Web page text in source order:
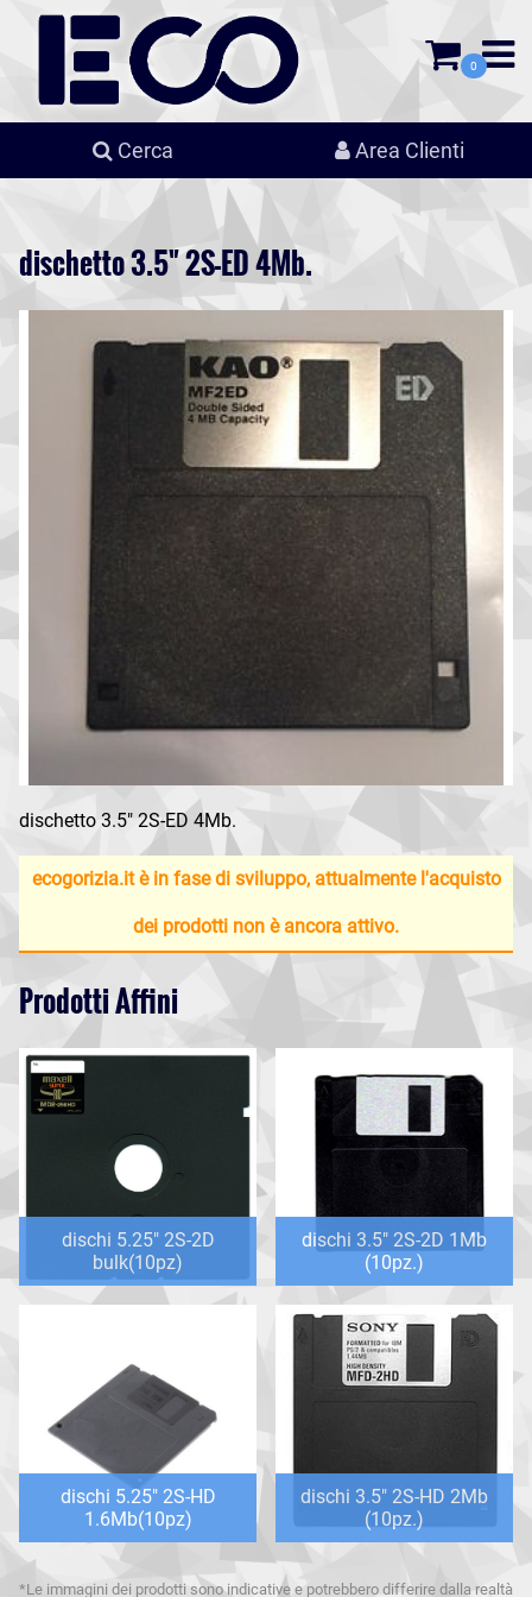
0
Cerca Area Clienti
dischetto 3.5" 2S-ED 4Mb.
dischetto 3.5" 2S-ED 4Mb.
ecogorizia.it è in fase di sviluppo, attualmente l'acquisto
dei prodotti non è ancora attivo.
Prodotti Affini
dischi 5.25" 2S-2D
bulk(10pz)
dischi 3.5" 2S-2D 1Mb
(10pz.)
dischi 5.25" 2S-HD
1.6Mb(10pz)
dischi 3.5" 2S-HD 2Mb
(10pz.)
*Le immagini dei prodotti sono indicative e potrebbero differire dalla realtà